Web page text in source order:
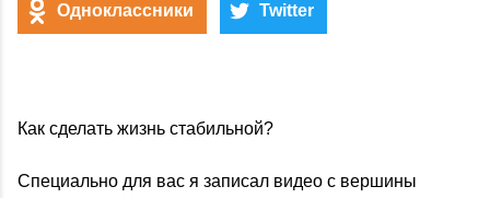
Одноклассники Twitter
Как сделать жизнь стабильной?
Специально для вас я записал видео с вершины